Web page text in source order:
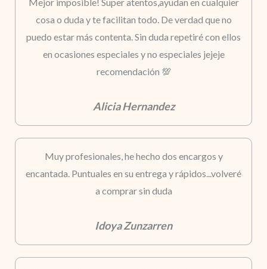
Mejor imposible! Super atentos,ayudan en cualquier
cosa o duda y te facilitan todo. De verdad que no
puedo estar más contenta. Sin duda repetiré con ellos
en ocasiones especiales y no especiales jejeje
recomendación 💯
Alicia Hernandez
Muy profesionales, he hecho dos encargos y
encantada. Puntuales en su entrega y rápidos...volveré
a comprar sin duda
Idoya Zunzarren